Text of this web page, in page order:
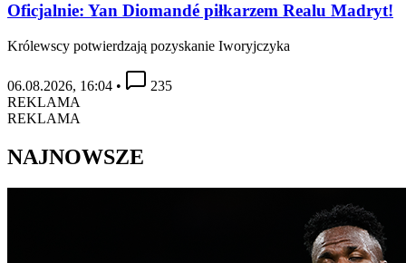
Oficjalnie: Yan Diomandé piłkarzem Realu Madryt!
Królewscy potwierdzają pozyskanie Iworyjczyka
06.08.2026, 16:04 •
235
REKLAMA
REKLAMA
NAJNOWSZE